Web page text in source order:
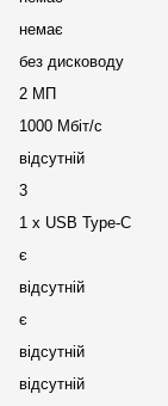
немає
без дисководу
2 МП
1000 Мбіт/с
відсутній
3
1 х USB Type-C
є
відсутній
є
відсутній
відсутній